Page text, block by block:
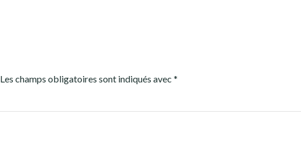
Les champs obligatoires sont indiqués avec *